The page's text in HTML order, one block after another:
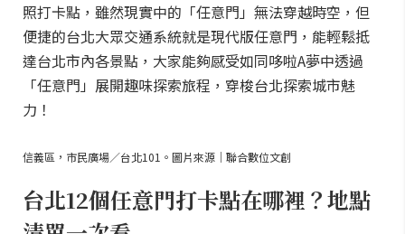
照打卡點，雖然現實中的「任意門」無法穿越時空，但
便捷的台北大眾交通系統就是現代版任意門，能輕鬆抵
達台北市內各景點，大家能夠感受如同哆啦A夢中透過
「任意門」展開趣味探索旅程，穿梭台北探索城市魅
力！
信義區，市民廣場／台北101。圖片來源｜聯合數位文創
台北12個任意門打卡點在哪裡？地點